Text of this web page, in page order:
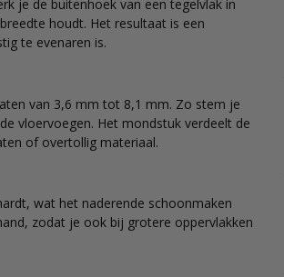
je de buitenhoek van een tegelvlak in
houdt. Het resultaat is een
te evenaren is.
van 3,6 mm tot 8,1 mm. Zo stem je
vloervoegen. Het mondstuk verdeelt de
of overtollig materiaal.
wat het naderende schoonmaken
zodat je ook bij grotere oppervlakken